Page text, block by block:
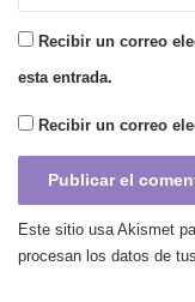
Recibir un correo
esta entrada.
Recibir un correo
Este sitio usa Akismet
procesan los datos de